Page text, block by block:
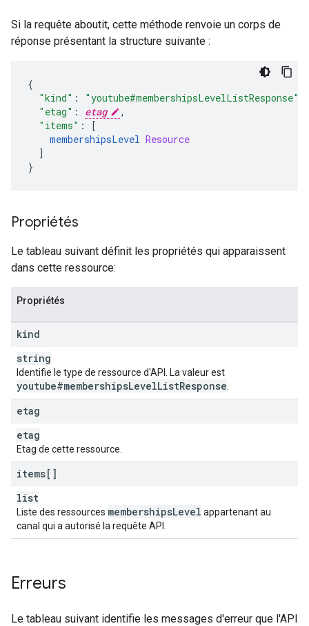
Si la requête aboutit, cette méthode renvoie un corps de
réponse présentant la structure suivante :
{
"kind" : "youtube#membershipsLevelListResponse"
"etag" : etag
,
"items" :
[
membershipsLevel Resource
]
}
Propriétés
Le tableau suivant définit les propriétés qui apparaissent
dans cette ressource:
Propriétés
kind
string
Identifie le type de ressource d'API. La valeur est
youtube#membershipsLevelListResponse
etag
etag
Etag de cette ressource.
items[]
list
Liste des ressources membershipsLevel appartenant au
canal qui a autorisé la requête API.
Erreurs
Le tableau suivant identifie les messages d'erreur que l'API